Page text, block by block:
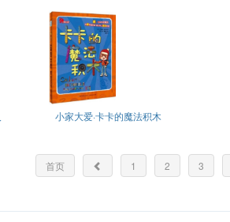
小家大爱·卡卡的魔法积木
首页 1 2 3